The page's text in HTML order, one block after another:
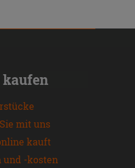
mit uns
kauft
-kosten